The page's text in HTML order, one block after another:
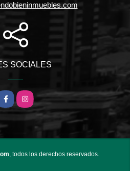
SOCIALES
Instagram
, todos los derechos reservados.